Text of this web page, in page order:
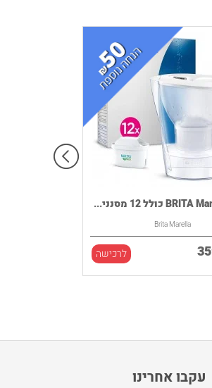
Brita Marella
לרכישה
עקבו אחרינו